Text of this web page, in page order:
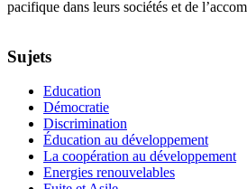
pacifique dans leurs sociétés et de
Sujets
Education
Démocratie
Discrimination
Éducation au développement
La coopération au développement
Energies renouvelables